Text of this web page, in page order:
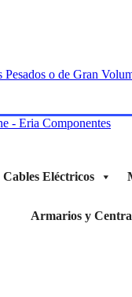
o de Gran
Cables Eléctricos
Armarios y